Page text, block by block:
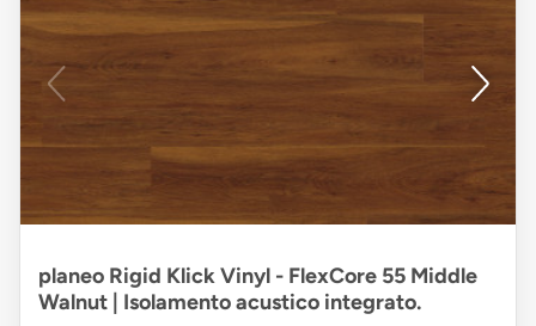
planeo Rigid Klick Vinyl - FlexCore 55 Middle
Walnut | Isolamento acustico integrato.